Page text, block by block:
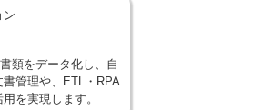
ン
類をデータ化し、自
管理や、ETL・RPA
を実現します。